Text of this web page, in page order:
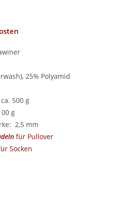
25% Polyamid
500 g
g
2,5 mm
für Pullover
Socken